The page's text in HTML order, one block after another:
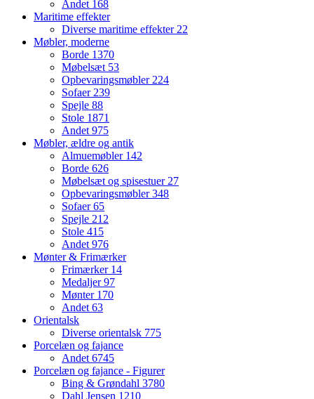
Andet 168
Maritime effekter
Diverse maritime effekter22
Møbler, moderne
Borde 1370
Møbelsæt 53
Opbevaringsmøbler224
Sofaer239
Spejle 88
Stole 1871
Andet975
Møbler, ældre og antik
Almuemøbler 142
Borde 626
Møbelsæt og spisestuer27
Opbevaringsmøbler348
Sofaer65
Spejle 212
Stole 415
Andet976
Mønter & Frimærker
Frimærker 14
Medaljer97
Mønter 170
Andet63
Orientalsk
Diverse orientalsk 775
Porcelæn og fajance
Andet6745
Porcelæn og fajance - Figurer
Bing & Grøndahl 3780
Dahl Jensen 1210